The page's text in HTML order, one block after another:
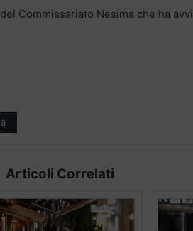
Commissariato Nesima che ha
Articoli Correlati